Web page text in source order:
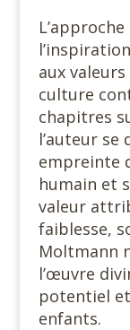
aux
culture
chapitres
l’auteur
empreinte
humain et
valeur
faiblesse,
Moltmann
l’œuvre
potentiel
enfants.